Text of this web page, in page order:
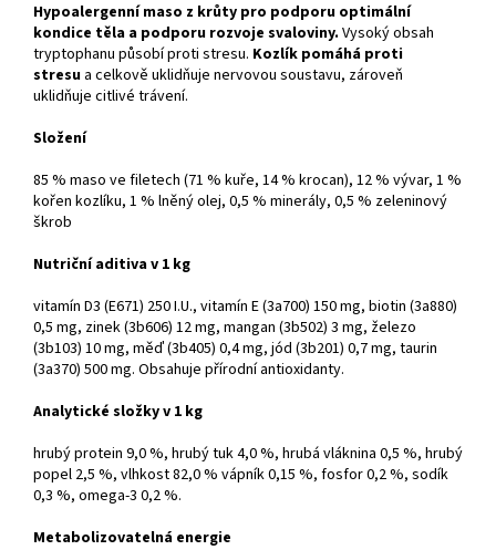
Hypoalergenní maso z krůty pro podporu optimální
kondice těla a podporu rozvoje svaloviny. Vysoký obsah
tryptophanu působí proti stresu. Kozlík pomáhá proti
stresu a celkově uklidňuje nervovou soustavu, zároveň
uklidňuje citlivé trávení.
Složení
85 % maso ve filetech (71 % kuře, 14 % krocan), 12 % vývar, 1 %
kořen kozlíku, 1 % lněný olej, 0,5 % minerály, 0,5 % zeleninový
škrob
Nutriční aditiva v 1 kg
vitamín D3 (E671) 250 I.U., vitamín E (3a700) 150 mg, biotin (3a880)
0,5 mg, zinek (3b606) 12 mg, mangan (3b502) 3 mg, železo
(3b103) 10 mg, měď (3b405) 0,4 mg, jód (3b201) 0,7 mg, taurin
(3a370) 500 mg. Obsahuje přírodní antioxidanty.
Analytické složky v 1 kg
hrubý protein 9,0 %, hrubý tuk 4,0 %, hrubá vláknina 0,5 %, hrubý
popel 2,5 %, vlhkost 82,0 % vápník 0,15 %, fosfor 0,2 %, sodík
0,3 %, omega-3 0,2 %.
Metabolizovatelná energie